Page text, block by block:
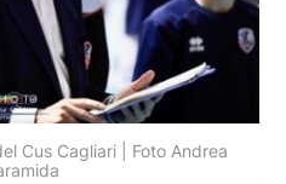
Cus Cagliari | Foto Andrea